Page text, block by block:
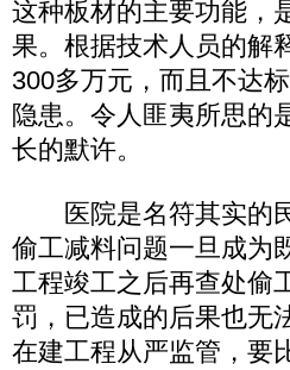
这种板材的主要功能，
果。根据技术人员的解
300多万元，而且不达
隐患。令人匪夷所思的
长的默许。
医院是名符其实的民
偷工减料问题一旦成为
工程竣工之后再查处偷
罚，已造成的后果也无
在建工程从严监管，要